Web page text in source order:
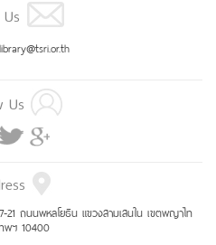
Us
ถนนพหลโยธิน แขวงสามเสนใน เขตพญาไท
พฯ 10400